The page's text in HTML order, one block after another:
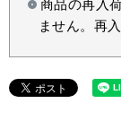
商品の再入
ません。再